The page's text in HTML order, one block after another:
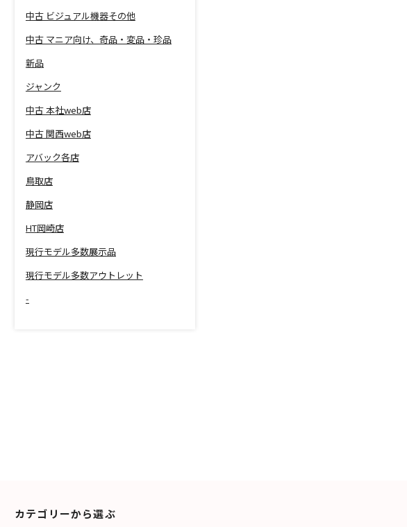
中古 ビジュアル機器その他
中古 マニア向け、奇品・変品・珍品
新品
ジャンク
中古 本社web店
中古 関西web店
アバック各店
鳥取店
静岡店
HT岡崎店
現行モデル多数展示品
現行モデル多数アウトレット
-
カテゴリーから選ぶ